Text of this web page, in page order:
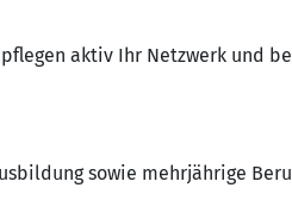
aktiv Ihr Netzwerk und
sowie mehrjährige